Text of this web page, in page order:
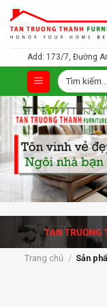
qua
nội
Add: 173/7, Đường
Tìm
kiếm:
Trang chủ / Sản